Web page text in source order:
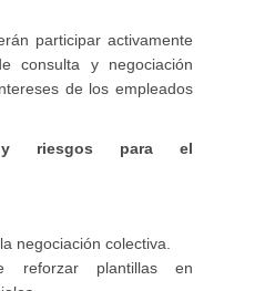
participar activamente
consulta y negociación
de los empleados
y riesgos para el
negociación colectiva.
reforzar plantillas en